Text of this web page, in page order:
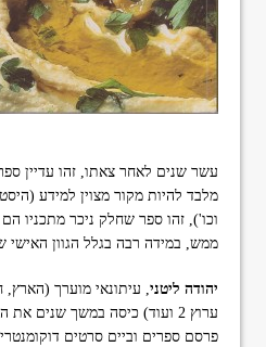
ה
א
פ
ש
ר
ו
ת
עשר שנים לאחר צאתו, זהו עדיין
מלבד להיות מקור מצוין למידע
וכו'), זהו ספר שחלק ניכר מתכניו הם
ממש, במידה רבה בגלל הגוון האישי
יהודה ליטני , עיתונאי מוערך
ערוץ 2 ועוד) כיסה במשך שנים
פרסם ספרים וביים סרטים